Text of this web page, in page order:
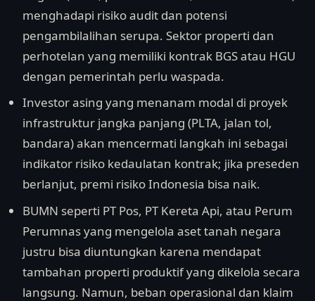
menghadapi risiko audit dan potensi
pengambilalihan serupa. Sektor properti dan
perhotelan yang memiliki kontrak BGS atau HGU
dengan pemerintah perlu waspada.
Investor asing yang menanam modal di proyek
infrastruktur jangka panjang (PLTA, jalan tol,
bandara) akan mencermati langkah ini sebagai
indikator risiko kedaulatan kontrak; jika preseden
berlanjut, premi risiko Indonesia bisa naik.
BUMN seperti PT Pos, PT Kereta Api, atau Perum
Perumnas yang mengelola aset tanah negara
justru bisa diuntungkan karena mendapat
tambahan properti produktif yang dikelola secara
langsung. Namun, beban operasional dan klaim